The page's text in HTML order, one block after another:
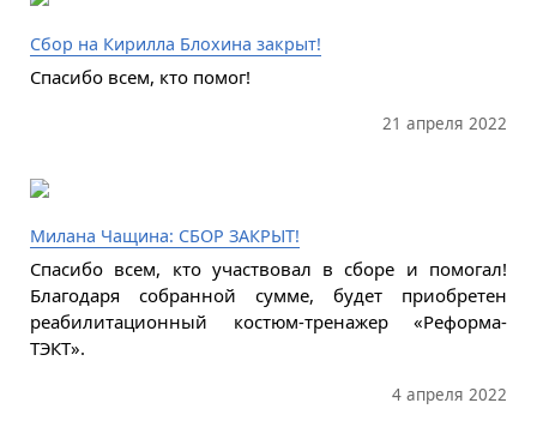
Сбор на Кирилла Блохина закрыт!
Спасибо всем, кто помог!
21 апреля 2022
Милана Чащина: СБОР ЗАКРЫТ!
Спасибо всем, кто участвовал в сборе и помогал!
Благодаря собранной сумме, будет приобретен
реабилитационный костюм-тренажер «Реформа-
ТЭКТ».
4 апреля 2022